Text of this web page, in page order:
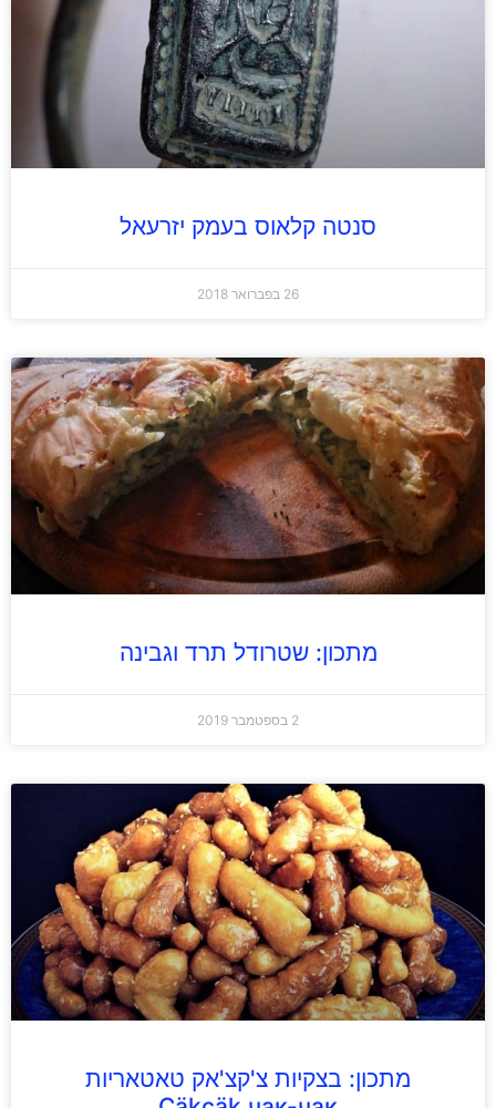
סנטה קלאוס בעמק יזרעאל
26 בפברואר 2018
מתכון: שטרודל תרד וגבינה
2 בספטמבר 2019
מתכון: בצקיות צ'קצ'אק טאטאריות